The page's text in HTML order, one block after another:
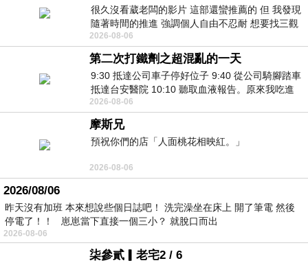
很久沒看葳老闆的影片 這部還蠻推薦的 但 我發現
隨著時間的推進 強調個人自由不忍耐 想要找三觀
接近的不要說對象 連朋友都超
2026-08-06
第二次打鐵劑之超混亂的一天
9:30 抵達公司車子停好位子 9:40 從公司騎腳踏車
抵達台安醫院 10:10 聽取血液報告。原來我吃進
去的 B12 彌可保並非沒有吸收而是超
2026-08-06
摩斯兄
預祝你們的店「人面桃花相映紅。」
2026-08-06
2026/08/06
昨天沒有加班 本來想說些個日誌吧！ 洗完澡坐在床上 開了筆電 然後
停電了！！ 崽崽當下直接一個三小？ 就脫口而出
2026-08-06
柒參貳▎老宅2 / 6